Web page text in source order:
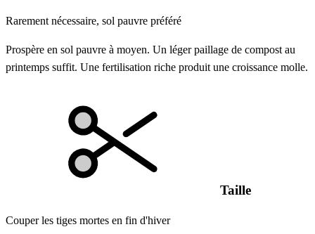
Rarement nécessaire, sol pauvre préféré
Prospère en sol pauvre à moyen. Un léger paillage de compost au
printemps suffit. Une fertilisation riche produit une croissance molle.
Taille
Couper les tiges mortes en fin d'hiver